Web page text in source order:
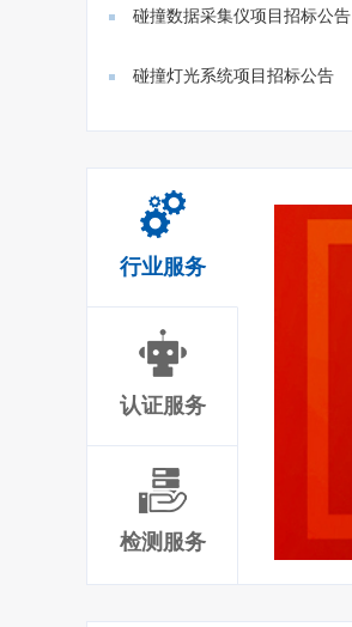
门禁、...
碰撞数据采集仪项目招标公告
碰撞灯光系统项目招标公告
行业服务
认证服务
检测服务